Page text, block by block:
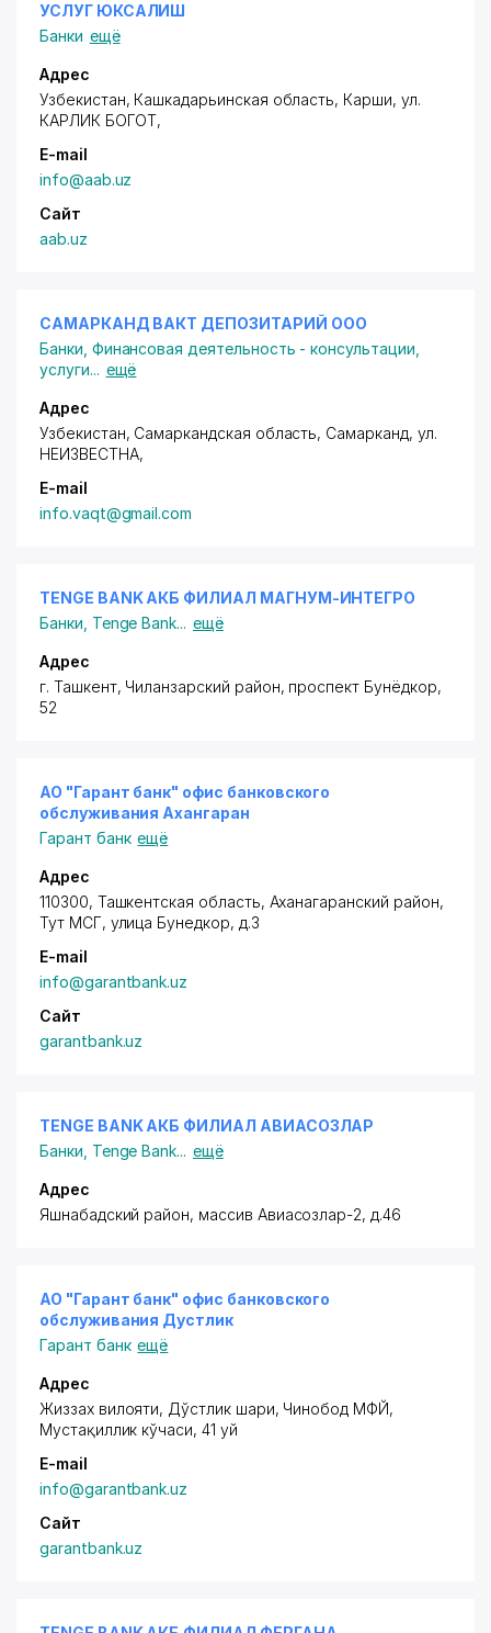
УСЛУГ ЮКСАЛИШ
Банки ещё
Адрес
Узбекистан, Кашкадарьинская область, Карши, ул.
КАРЛИК БОГОТ,
E-mail
info@aab.uz
Сайт
aab.uz
САМАРКАНД ВАКТ ДЕПОЗИТАРИЙ ООО
Банки Финансовая деятельность - консультации,
услуги... ещё
Адрес
Узбекистан, Самаркандская область, Самарканд, ул.
НЕИЗВЕСТНА,
E-mail
info.vaqt@gmail.com
TENGE BANK АКБ ФИЛИАЛ МАГНУМ-ИНТЕГРО
Банки Tenge Bank... ещё
Адрес
г. Ташкент, Чиланзарский район, проспект Бунёдкор,
52
АО "Гарант банк" офис банковского
обслуживания Ахангаран
Гарант банк ещё
Адрес
110300, Ташкентская область, Аханагаранский район,
Тут МСГ, улица Бунедкор, д.3
E-mail
info@garantbank.uz
Сайт
garantbank.uz
TENGE BANK АКБ ФИЛИАЛ АВИАСОЗЛАР
Банки Tenge Bank... ещё
Адрес
Яшнабадский район, массив Авиасозлар-2, д.46
АО "Гарант банк" офис банковского
обслуживания Дустлик
Гарант банк ещё
Адрес
Жиззах вилояти, Дўстлик шаҳри, Чинобод МФЙ,
Мустақиллик кўчаси, 41 уй
E-mail
info@garantbank.uz
Сайт
garantbank.uz